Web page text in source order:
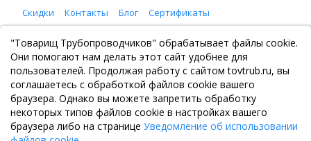
Скидки
Контакты Блог Сертификаты
ООО "Товарищ Трубопроводчиков"
Москва, Рязанский проспект 8, с. 2
+7 (495) 065-46-75
zakaz@tovtrub.ru
09:00-17:00 ПН-ПТ
Склад: Москва, Рязанский проспект 8, с. 2
"Товарищ Трубопроводчиков" обрабатывает файлы cookie.
Они помогают нам делать этот сайт удобнее для
пользователей. Продолжая работу с сайтом tovtrub.ru, вы
соглашаетесь с обработкой файлов cookie вашего
браузера. Однако вы можете запретить обработку
некоторых типов файлов cookie в настройках вашего
браузера либо на странице Уведомление об использовании